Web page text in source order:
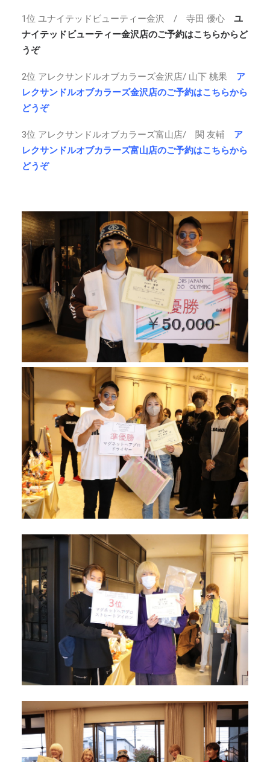
1位 ユナイテッドビューティー金沢 / 寺田 優心 ユ
ナイテッドビューティー金沢店のご予約はこちらからど
うぞ
2位 アレクサンドルオブカラーズ金沢店/ 山下 桃果 ア
レクサンドルオブカラーズ金沢店のご予約はこちらから
どうぞ
3位 アレクサンドルオブカラーズ富山店/ 関 友輔 ア
レクサンドルオブカラーズ富山店のご予約はこちらから
どうぞ